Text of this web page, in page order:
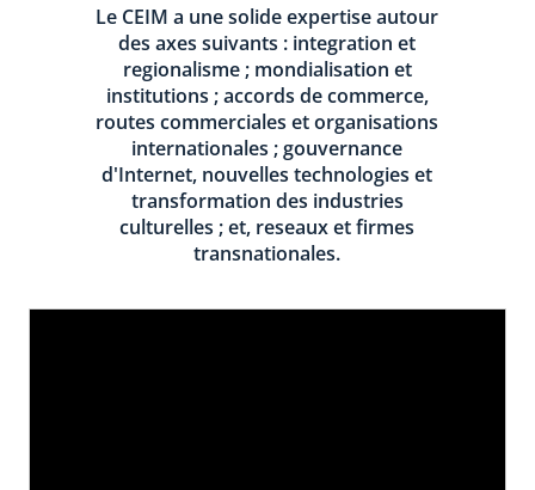
Le CEIM a une solide expertise autour
des axes suivants : integration et
regionalisme ; mondialisation et
institutions ; accords de commerce,
routes commerciales et organisations
internationales ; gouvernance
d'Internet, nouvelles technologies et
transformation des industries
culturelles ; et, reseaux et firmes
transnationales.